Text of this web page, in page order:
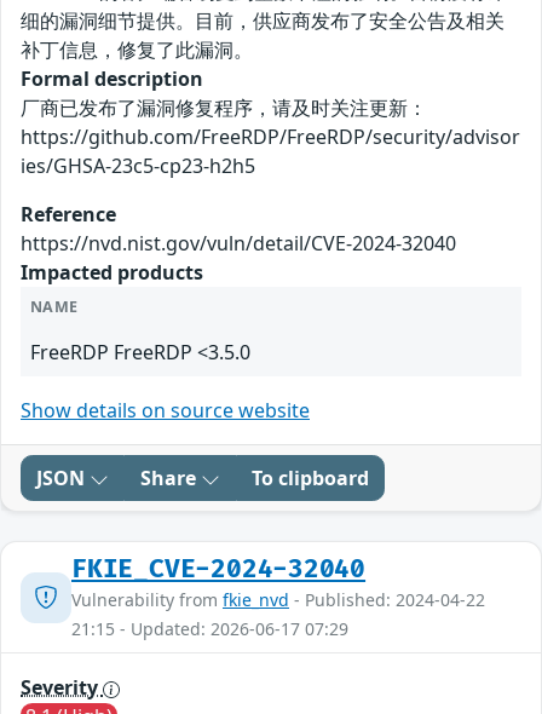
细的漏洞细节提供。目前，供应商发布了安全公告及相关
补丁信息，修复了此漏洞。
Formal description
厂商已发布了漏洞修复程序，请及时关注更新：
https://github.com/FreeRDP/FreeRDP/security/advisor
ies/GHSA-23c5-cp23-h2h5
Reference
https://nvd.nist.gov/vuln/detail/CVE-2024-32040
Impacted products
NAME
FreeRDP FreeRDP <3.5.0
Show details on source website
JSON Share To clipboard
FKIE_CVE-2024-32040
Vulnerability from fkie_nvd - Published: 2024-04-22
21:15 - Updated: 2026-06-17 07:29
Severity